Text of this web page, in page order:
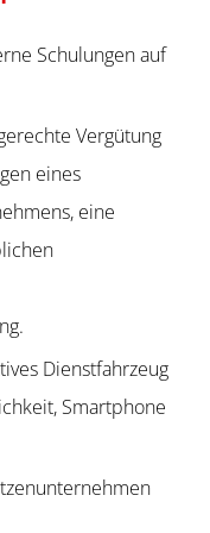
Schulungen auf
Vergütung
eines
eine
Dienstfahrzeug
Smartphone